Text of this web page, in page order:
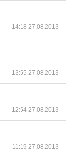
14:18 27.08.2013
13:55 27.08.2013
12:54 27.08.2013
11:19 27.08.2013